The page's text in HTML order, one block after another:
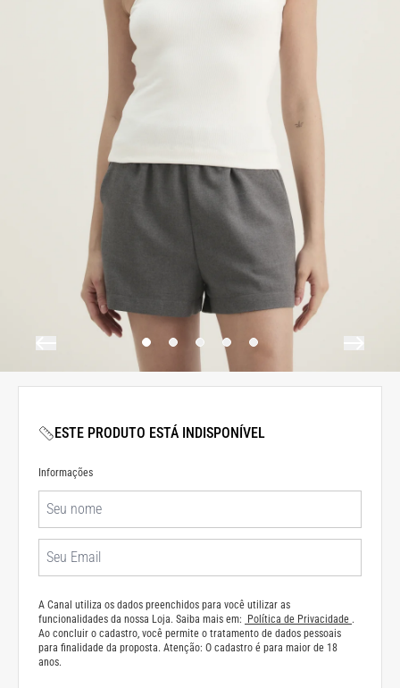
ESTE PRODUTO ESTÁ INDISPONÍVEL
Informações
A Canal utiliza os dados preenchidos para você utilizar as
funcionalidades da nossa Loja. Saiba mais em:
Política de Privacidade .
Ao concluir o cadastro, você permite o tratamento de dados pessoais
para finalidade da proposta. Atenção: O cadastro é para maior de 18
anos.